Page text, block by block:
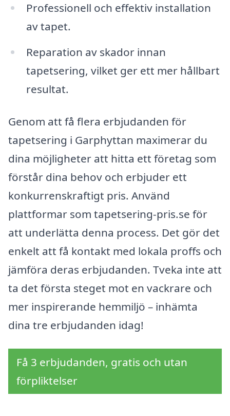
Professionell och effektiv installation
av tapet.
Reparation av skador innan
tapetsering, vilket ger ett mer hållbart
resultat.
Genom att få flera erbjudanden för
tapetsering i Garphyttan maximerar du
dina möjligheter att hitta ett företag som
förstår dina behov och erbjuder ett
konkurrenskraftigt pris. Använd
plattformar som tapetsering-pris.se för
att underlätta denna process. Det gör det
enkelt att få kontakt med lokala proffs och
jämföra deras erbjudanden. Tveka inte att
ta det första steget mot en vackrare och
mer inspirerande hemmiljö – inhämta
dina tre erbjudanden idag!
Få 3 erbjudanden, gratis och utan
förpliktelser